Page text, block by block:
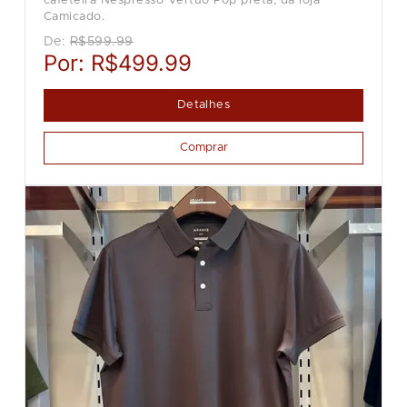
Camicado.
De: R$599.99
Por: R$499.99
Detalhes
Comprar